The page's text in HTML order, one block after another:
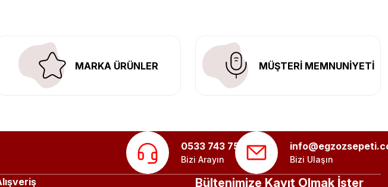
MARKA ÜRÜNLER MÜŞTERİ MEMNUNİYETİ
0533 743 75 56
Bizi Arayın Bizi Ulaşın
Bültenimize Kayıt Olmak İster